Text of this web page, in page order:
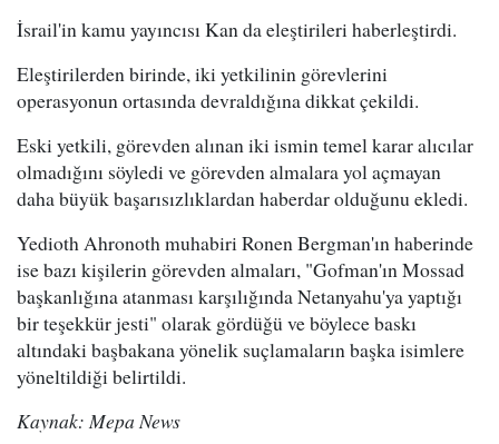
İsrail'in kamu yayıncısı Kan da eleştirileri haberleştirdi.
Eleştirilerden birinde, iki yetkilinin görevlerini
operasyonun ortasında devraldığına dikkat çekildi.
Eski yetkili, görevden alınan iki ismin temel karar alıcılar
olmadığını söyledi ve görevden almalara yol açmayan
daha büyük başarısızlıklardan haberdar olduğunu ekledi.
Yedioth Ahronoth muhabiri Ronen Bergman'ın haberinde
ise bazı kişilerin görevden almaları, "Gofman'ın Mossad
başkanlığına atanması karşılığında Netanyahu'ya yaptığı
bir teşekkür jesti" olarak gördüğü ve böylece baskı
altındaki başbakana yönelik suçlamaların başka isimlere
yöneltildiği belirtildi.
Kaynak: Mepa News